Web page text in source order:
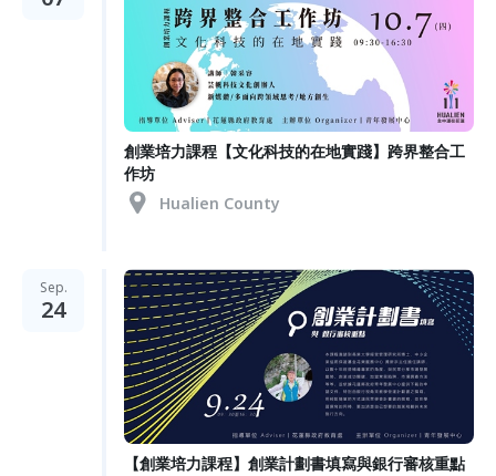
創業培力課程【文化科技的在地實踐】跨界整合工
作坊
Hualien County
Sep.
24
【創業培力課程】創業計劃書填寫與銀行審核重點